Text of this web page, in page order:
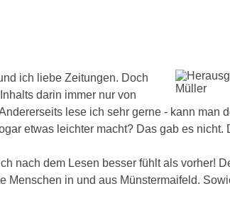
ich liebe Zeitungen. Doch
darin immer nur von
lese ich sehr gerne - kann man
etwas leichter macht? Das gab es
nach dem Lesen besser fühlt als vorher!
Menschen in und aus Münstermaifeld.